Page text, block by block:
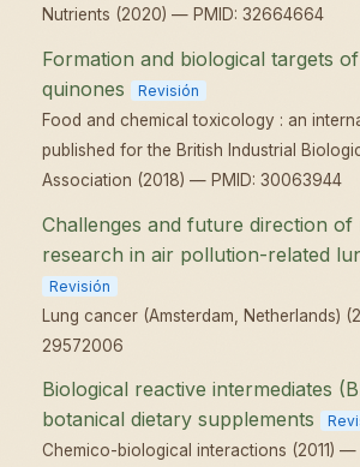
Nutrients (2020) — PMID: 32664664
Formation and biological targets
quinones
Revisión
Food and chemical toxicology : an
published for the British Industrial
Association (2018) — PMID: 30063944
Challenges and future direction of
research in air pollution-related
Revisión
Lung cancer (Amsterdam, Netherlands)
29572006
Biological reactive intermediates
botanical dietary supplements
Chemico-biological interactions (2011) —